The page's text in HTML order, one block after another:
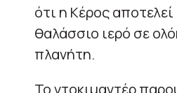
ότι η Κέρος
θαλάσσιο ιερό σε
πλανήτη.